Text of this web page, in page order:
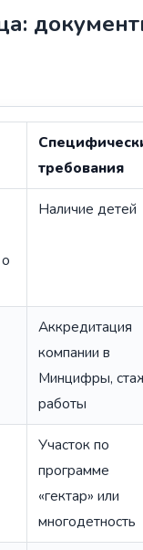
требования
Наличие детей
Аккредитация
компании в
Минцифры,
работы
Участок по
программе
«гектар» или
многодетность